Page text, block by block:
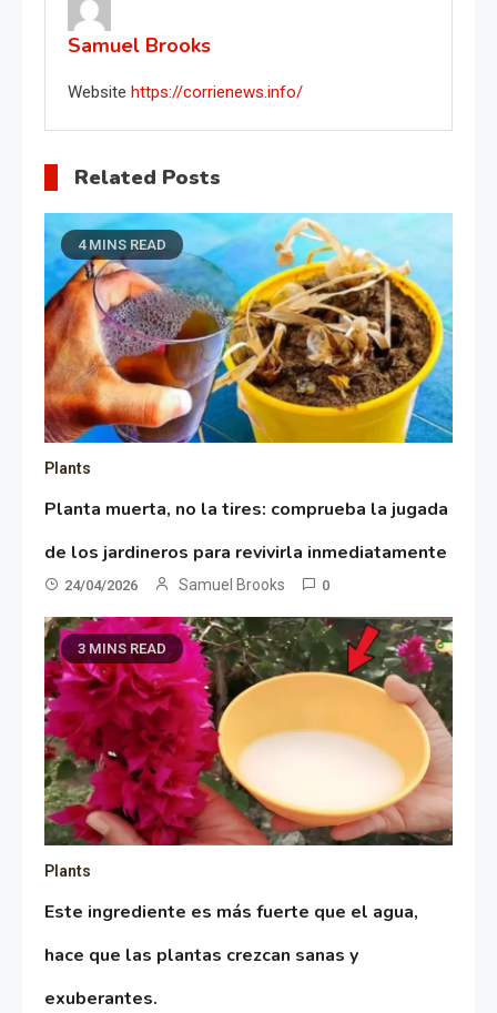
Samuel Brooks
Website https://corrienews.info/
Related Posts
4 MINS READ
Plants
Planta muerta, no la tires: comprueba la jugada
de los jardineros para revivirla inmediatamente
24/04/2026 Samuel Brooks 0
3 MINS READ
Plants
Este ingrediente es más fuerte que el agua,
hace que las plantas crezcan sanas y
exuberantes.